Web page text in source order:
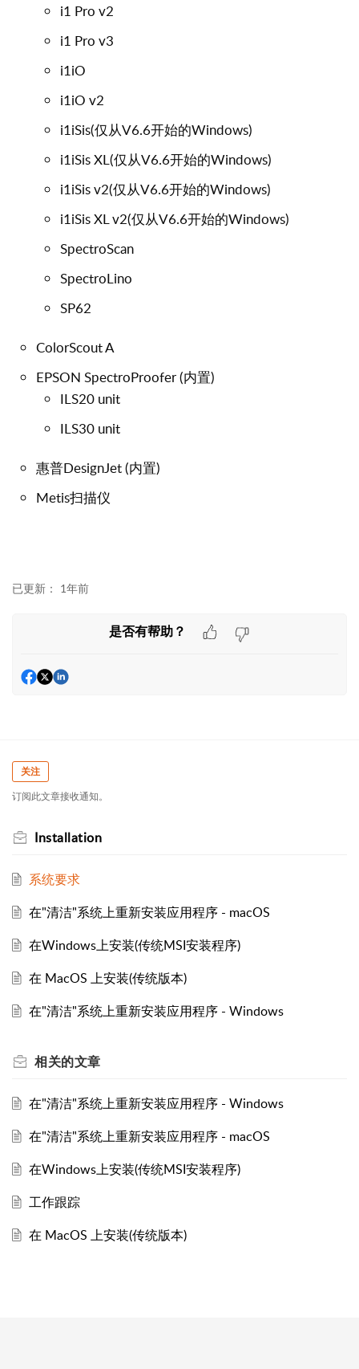
i1 Pro v2
i1 Pro v3
i1iO
i1iO v2
i1iSis(仅从V6.6开始的Windows)
i1iSis XL(仅从V6.6开始的Windows)
i1iSis v2(仅从V6.6开始的Windows)
i1iSis XL v2(仅从V6.6开始的Windows)
SpectroScan
SpectroLino
SP62
ColorScout A
EPSON SpectroProofer (内置)
ILS20 unit
ILS30 unit
惠普DesignJet (内置)
Metis扫描仪
已更新： 1年前
是否有帮助？
关注
订阅此文章接收通知。
Installation
系统要求
在"清洁"系统上重新安装应用程序 - macOS
在Windows上安装(传统MSI安装程序)
在 MacOS 上安装(传统版本)
在"清洁"系统上重新安装应用程序 - Windows
相关的文章
在"清洁"系统上重新安装应用程序 - Windows
在"清洁"系统上重新安装应用程序 - macOS
在Windows上安装(传统MSI安装程序)
工作跟踪
在 MacOS 上安装(传统版本)